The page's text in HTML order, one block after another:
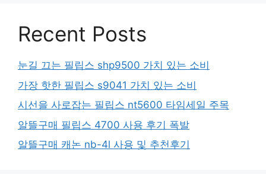
Recent Posts
눈길 끄는 필립스 shp9500 가치 있는 소비
가장 핫한 필립스 s9041 가치 있는 소비
시선을 사로잡는 필립스 nt5600 타임세일 주목
알뜰구매 필립스 4700 사용 후기 폭발
알뜰구매 캐논 nb-4l 사용 및 추천후기